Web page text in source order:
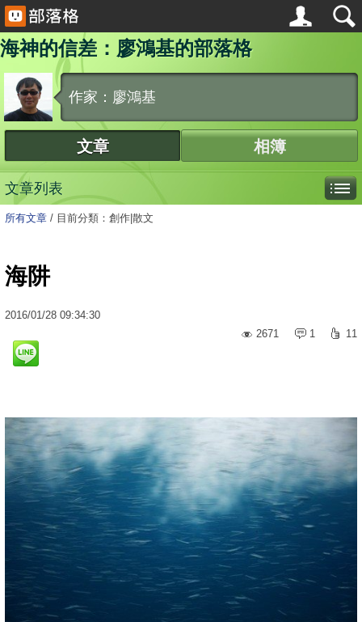
海神的信差：廖鴻基的部落格
作家：廖鴻基
文章 相簿
文章列表
所有文章 / 目前分類：創作|散文
海阱
2016/01/28 09:34:30
2671
1 11